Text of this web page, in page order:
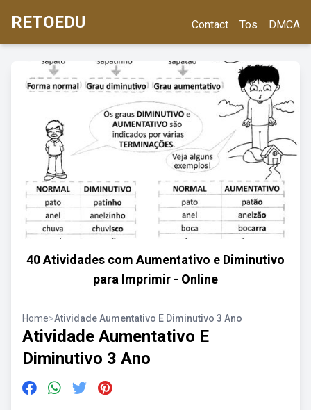
RETOEDU Contact Tos DMCA
40 Atividades com Aumentativo e Diminutivo
para Imprimir - Online
Home>Atividade Aumentativo E Diminutivo 3 Ano
Atividade Aumentativo E
Diminutivo 3 Ano